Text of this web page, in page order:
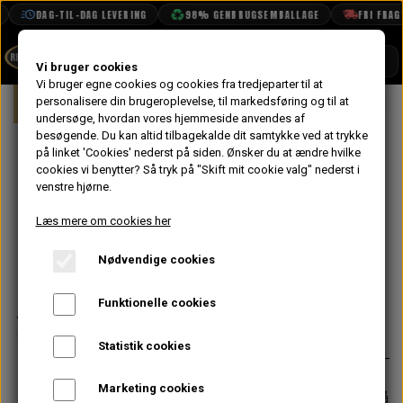
DAG-TIL-DAG LEVERING 98% GENBRUGSEMBALLAGE FRI
BOOK TID
PROJEKTER
TEKNISK DATA
VANDPOLERING
Forside Mini Interiør Instrument Bord
På lager
Speedometer
1275 Innocenti,
Veglia
312,80 kr.
Forventet leveringstid:
Varen er på
Vi bruger cookies
Vi bruger egne cookies og cookies fra tredjeparter til at
personalisere din brugeroplevelse, til markedsføring og til at
undersøge, hvordan vores hjemmeside anvendes af
besøgende. Du kan altid tilbagekalde dit samtykke ved at trykke
på linket 'Cookies' nederst på siden. Ønsker du at ændre hvilke
cookies vi benytter? Så tryk på "Skift mit cookie valg" nederst i
venstre hjørne.
Læs mere om cookies her
Nødvendige cookies
Funktionelle cookies
Statistik cookies
Marketing cookies